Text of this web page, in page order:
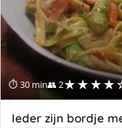
⏱ 30 min👥 2
Ieder zijn bordje